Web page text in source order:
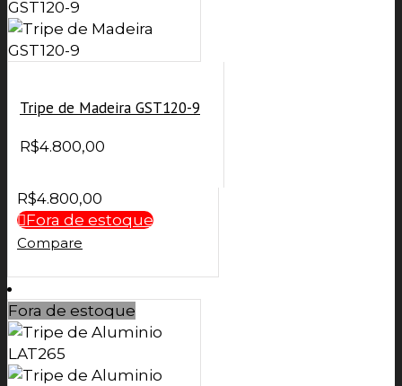
Tripe de Madeira GST120-9
R$4.800,00
R$4.800,00
Fora de estoque
Compare
Fora de estoque